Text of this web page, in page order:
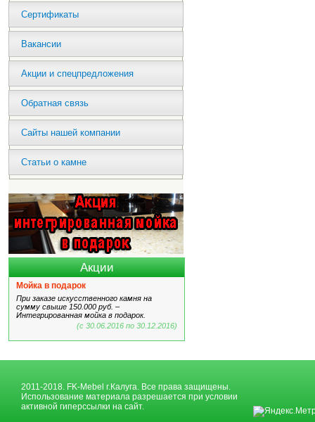
Сертификаты
Вакансии
Акции и спецпредложения
Обратная связь
Сайты нашей компании
Статьи о камне
Акции
Мойка в подарок
При заказе искусственного камня на
сумму свыше 150.000 руб. –
Интегрированная мойка в подарок.
(с 30.06.2016 по 30.12.2016)
2011-2018. FK-Mebel г.Калуга. Все права защищены.
Использование материала разрешается при условии
активной гиперссылки на сайт.